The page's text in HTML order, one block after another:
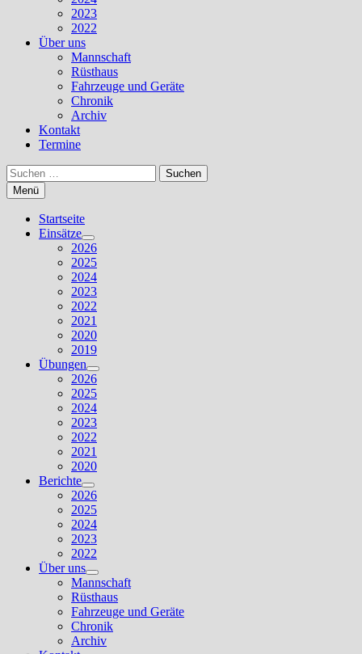
2023
2022
Über uns
Mannschaft
Rüsthaus
Fahrzeuge und Geräte
Chronik
Archiv
Kontakt
Termine
Suchen
nach:
Menü
Startseite
Einsätze
Untermenü
anzeigen
2026
2025
2024
2023
2022
2021
2020
2019
Übungen
Untermenü
anzeigen
2026
2025
2024
2023
2022
2021
2020
Berichte
Untermenü
anzeigen
2026
2025
2024
2023
2022
Über uns
Untermenü
anzeigen
Mannschaft
Rüsthaus
Fahrzeuge und Geräte
Chronik
Archiv